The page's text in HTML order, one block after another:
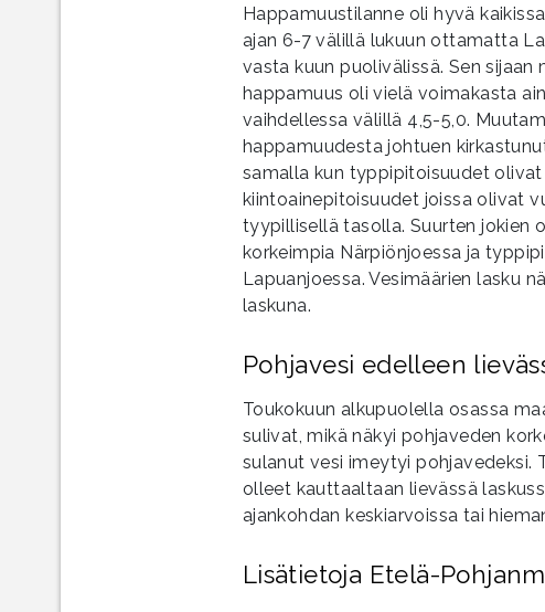
Happamuustilanne oli hyvä
ajan 6-7 välillä lukuun ottamatta
vasta kuun puolivälissä. Sen
happamuus oli vielä voimakasta
vaihdellessa välillä 4,5-5,0.
happamuudesta johtuen
samalla kun typpipitoisuudet
kiintoainepitoisuudet joissa olivat
tyypillisellä tasolla. Suurten jokien
korkeimpia Närpiönjoessa ja
Lapuanjoessa. Vesimäärien lasku
laskuna.
Pohjavesi edelleen
Toukokuun alkupuolella osassa
sulivat, mikä näkyi pohjaveden
sulanut vesi imeytyi pohjavedeksi.
olleet kauttaaltaan lievässä
ajankohdan keskiarvoissa tai
Lisätietoja Etelä-